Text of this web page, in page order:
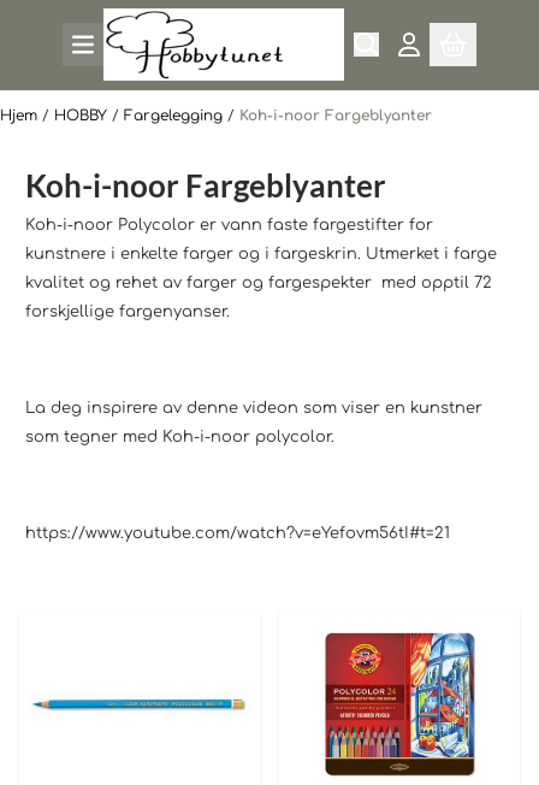
Hopp til innhold
Hjem / HOBBY / Fargelegging / Koh-i-noor Fargeblyanter
Koh-i-noor Fargeblyanter
Koh-i-noor Polycolor er vann faste fargestifter for
kunstnere i enkelte farger og i fargeskrin. Utmerket i farge
kvalitet og rehet av farger og fargespekter med opptil 72
forskjellige fargenyanser.
La deg inspirere av denne videon som viser en kunstner
som tegner med Koh-i-noor polycolor.
https://www.youtube.com/watch?v=eYefovm56tI#t=21